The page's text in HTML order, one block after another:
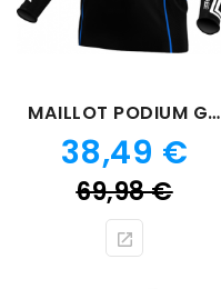
MAILLOT PODIUM GLADIATOR NOIR BLEU
Prix
38,49 €
69,98 €Prix